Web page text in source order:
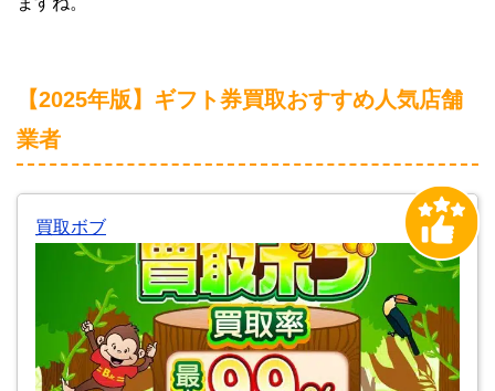
【2025年版】ギフト券買取おすすめ人気店舗
業者
買取ボブ